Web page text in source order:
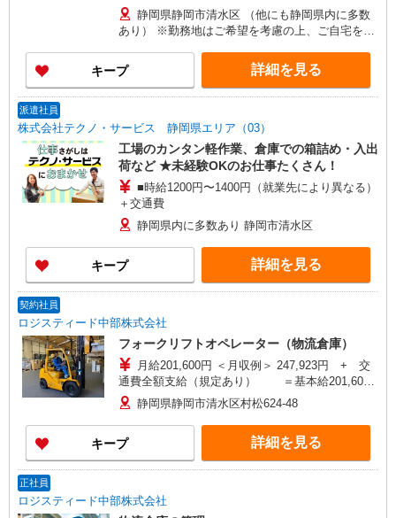
静岡県静岡市清水区 （他にも静岡県内に多数
あり） ※勤務地はご希望を考慮の上、ご自宅を中
勤なし）
キープ 詳細を見る
派遣社員
株式会社テクノ・サービス 静岡県エリア（03）
工場のカンタン軽作業、倉庫での箱詰め・入出
荷など ★未経験OKのお仕事たくさん！
■時給1200円〜1400円（就業先により異なる）
＋交通費
静岡県内に多数あり 静岡市清水区
キープ 詳細を見る
契約社員
ロジスティード中部株式会社
フォークリフトオペレーター（物流倉庫）
月給201,600円 ＜月収例＞ 247,923円 + 交
通費全額支給（規定あり） ＝基本給201,600
円+時間外（46,323円※時間外30時間の場合）
静岡県静岡市清水区村松624-48
キープ 詳細を見る
正社員
ロジスティード中部株式会社